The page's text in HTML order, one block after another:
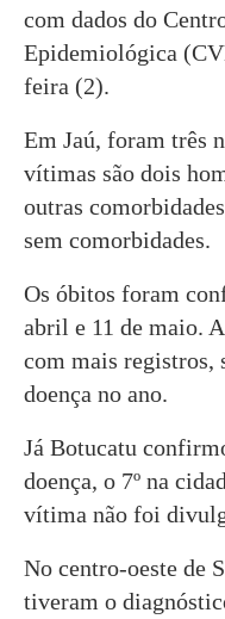
com dados do
Epidemiológica
feira (2).
Em Jaú, foram três
vítimas são dois
outras
sem comorbidades.
Os óbitos foram
abril e 11 de maio.
com mais registros,
doença no ano.
Já Botucatu
doença, o 7º na
vítima não foi
No centro-oeste de
tiveram o